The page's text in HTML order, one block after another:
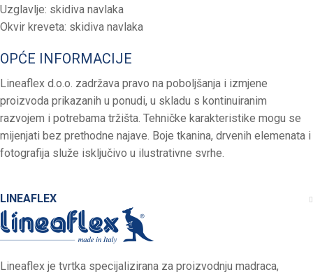
Uzglavlje: skidiva navlaka
Okvir kreveta: skidiva navlaka
OPĆE INFORMACIJE
Lineaflex d.o.o. zadržava pravo na poboljšanja i izmjene
proizvoda prikazanih u ponudi, u skladu s kontinuiranim
razvojem i potrebama tržišta. Tehničke karakteristike mogu se
mijenjati bez prethodne najave. Boje tkanina, drvenih elemenata i
fotografija služe isključivo u ilustrativne svrhe.
LINEAFLEX
Lineaflex je tvrtka specijalizirana za proizvodnju madraca,